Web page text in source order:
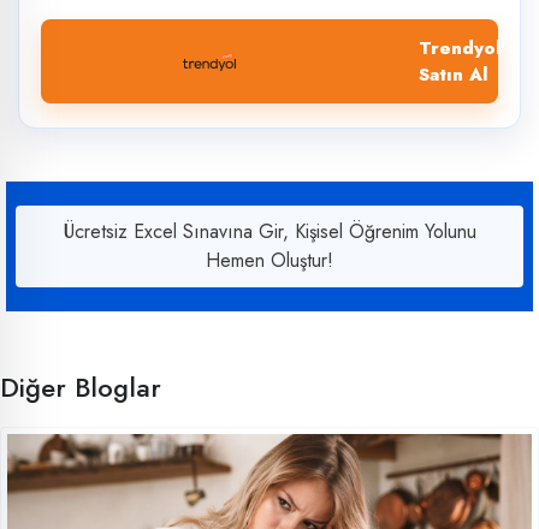
Trendyol'dan
Satın Al
Ücretsiz Excel Sınavına Gir, Kişisel Öğrenim Yolunu
Hemen Oluştur!
Diğer Bloglar